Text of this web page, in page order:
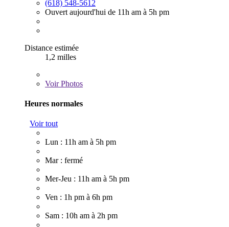
(618) 548-5612
Ouvert aujourd'hui de 11h am à 5h pm
Distance estimée
1,2 milles
VoirPhotos
Heures normales
Voir tout
Lun : 11h am à 5h pm
Mar : fermé
Mer-Jeu : 11h am à 5h pm
Ven : 1h pm à 6h pm
Sam : 10h am à 2h pm